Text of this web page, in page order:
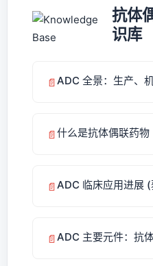
抗体
识库
📄ADC 全景：生产、
📄什么是抗体偶联药物
📄ADC 临床应用进展
📄ADC 主要元件：抗